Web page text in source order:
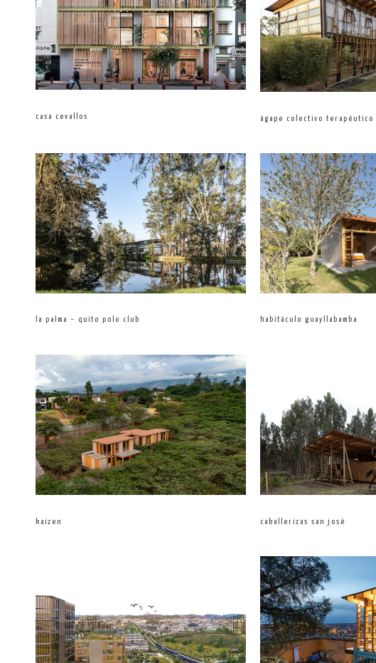
casa cevallos ágape colectivo terapéutico
la palma – quito polo club habitáculo guayllabamba
kaizen caballerizas san josé